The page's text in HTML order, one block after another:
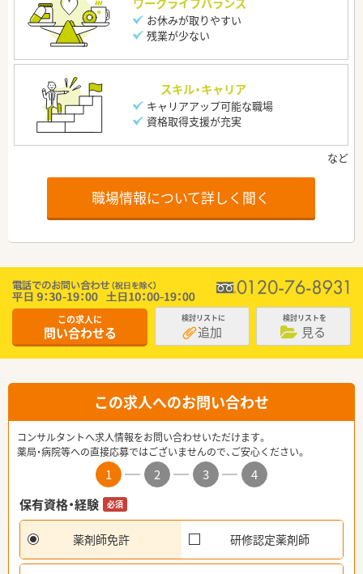
お休みが取りやすい
残業が少ない
スキル・キャリア
キャリアアップ可能な職場
資格取得支援が充実
職場情報について詳しく聞く
この求人に
問い合わせる
検討リストに
追加
検討リストを
見る
この求人へのお問い合わせ
コンサルタントへ求人情報をお問い合わせいただけます。
薬局・病院等への直接応募ではございませんので、ご安心ください。
1 2 3
4
保有資格・経験
必須
薬剤師免許 研修認定薬剤師